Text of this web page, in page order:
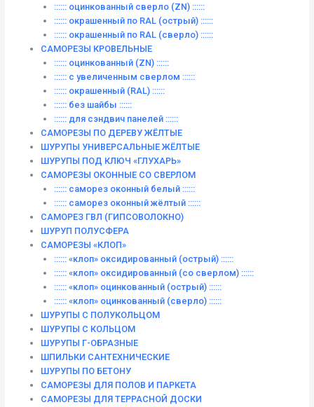
:::::: оцинкованный сверло (ZN) ::::::
:::::: окрашенный по RAL (острый) ::::::
:::::: окрашенный по RAL (сверло) ::::::
САМОРЕЗЫ КРОВЕЛЬНЫЕ
:::::: оцинкованный (ZN) ::::::
:::::: с увеличенным сверлом ::::::
:::::: окрашенный (RAL) ::::::
:::::: без шайбы ::::::
:::::: для сэндвич панелей ::::::
САМОРЕЗЫ ПО ДЕРЕВУ ЖЁЛТЫЕ
ШУРУПЫ УНИВЕРСАЛЬНЫЕ ЖЁЛТЫЕ
ШУРУПЫ ПОД КЛЮЧ «ГЛУХАРЬ»
САМОРЕЗЫ ОКОННЫЕ СО СВЕРЛОМ
:::::: саморез оконный белый ::::::
:::::: саморез оконный жёлтый ::::::
САМОРЕЗ ГВЛ (ГИПСОВОЛОКНО)
ШУРУП ПОЛУСФЕРА
САМОРЕЗЫ «КЛОП»
:::::: «клоп» оксидированный (острый) ::::::
:::::: «клоп» оксидированный (со сверлом) ::::::
:::::: «клоп» оцинкованный (острый) ::::::
:::::: «клоп» оцинкованный (сверло) ::::::
ШУРУПЫ С ПОЛУКОЛЬЦОМ
ШУРУПЫ С КОЛЬЦОМ
ШУРУПЫ Г-ОБРАЗНЫЕ
ШПИЛЬКИ САНТЕХНИЧЕСКИЕ
ШУРУПЫ ПО БЕТОНУ
САМОРЕЗЫ ДЛЯ ПОЛОВ И ПАРКЕТА
САМОРЕЗЫ ДЛЯ ТЕРРАСНОЙ ДОСКИ